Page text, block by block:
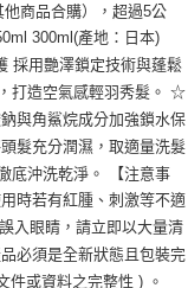
商品合購），超過5公
300ml(產地：日本)
採用艷澤鎖定技術與蓬鬆
打造空氣感輕羽秀髮。 ☆
與角鯊烷成分加強鎖水保
髮充分潤濕，取適量洗髮
底沖洗乾淨。 【注意事
時若有紅腫、刺激等不適
入眼睛，請立即以大量清
必須是全新狀態且包裝完
件或資料之完整性 ) 。